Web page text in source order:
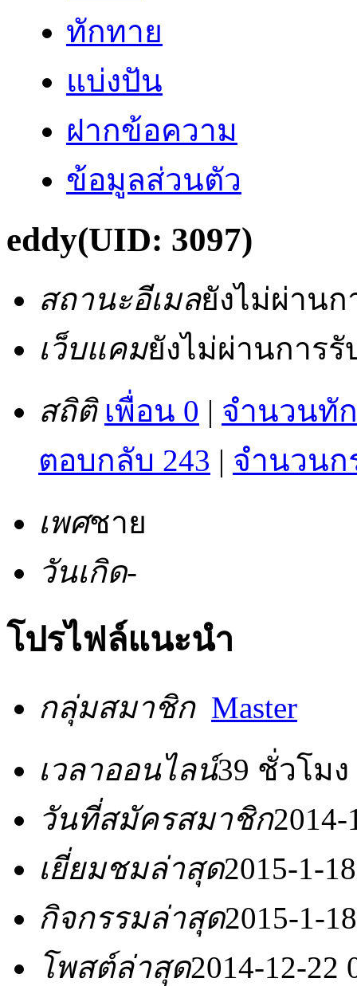
ทักทาย
แบ่งปัน
ฝากข้อความ
ข้อมูลส่วนตัว
eddy(UID: 3097)
สถานะอีเมลยังไม่ผ่านก
เว็บแคมยังไม่ผ่านการรั
สถิติ เพื่อน 0 | จำนวนทั
ตอบกลับ 243 | จำนวนก
เพศชาย
วันเกิด-
โปรไฟล์แนะนำ
กลุ่มสมาชิก Master
เวลาออนไลน์39 ชั่วโมง
วันที่สมัครสมาชิก2014-
เยี่ยมชมล่าสุด2015-1-
กิจกรรมล่าสุด2015-1-
โพสต์ล่าสุด2014-12-22